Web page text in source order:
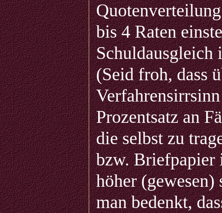
bis 4 Raten
Schuldausgleich
(Seid froh, dass
Prozentsatz an
die selbst zu
bzw. Briefpapier
höher (gewesen)
man bedenkt,